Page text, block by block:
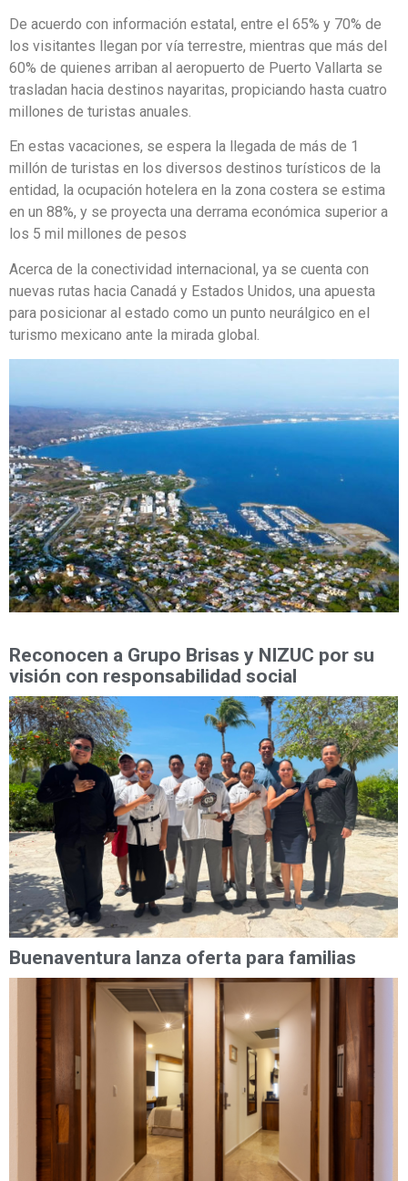
De acuerdo con información estatal, entre el 65% y 70% de
los visitantes llegan por vía terrestre, mientras que más del
60% de quienes arriban al aeropuerto de Puerto Vallarta se
trasladan hacia destinos nayaritas, propiciando hasta cuatro
millones de turistas anuales.
En estas vacaciones, se espera la llegada de más de 1
millón de turistas en los diversos destinos turísticos de la
entidad, la ocupación hotelera en la zona costera se estima
en un 88%, y se proyecta una derrama económica superior a
los 5 mil millones de pesos
Acerca de la conectividad internacional, ya se cuenta con
nuevas rutas hacia Canadá y Estados Unidos, una apuesta
para posicionar al estado como un punto neurálgico en el
turismo mexicano ante la mirada global.
Reconocen a Grupo Brisas y NIZUC por su
visión con responsabilidad social
Buenaventura lanza oferta para familias